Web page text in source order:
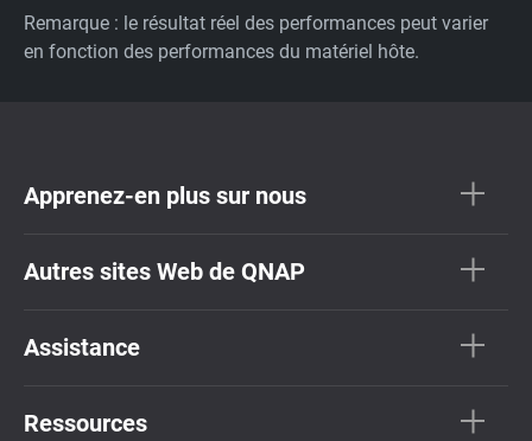
Remarque : le résultat réel des performances peut varier
en fonction des performances du matériel hôte.
Apprenez-en plus sur nous
Autres sites Web de QNAP
Assistance
Ressources